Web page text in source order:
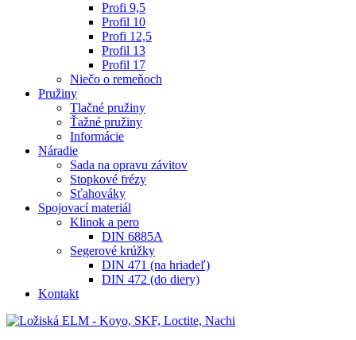
Profi 9,5
Profil 10
Profi 12,5
Profil 13
Profil 17
Niečo o remeňoch
Pružiny
Tlačné pružiny
Ťažné pružiny
Informácie
Náradie
Sada na opravu závitov
Stopkové frézy
Sťahováky
Spojovací materiál
Klinok a pero
DIN 6885A
Segerové krúžky
DIN 471 (na hriadeľ)
DIN 472 (do diery)
Kontakt